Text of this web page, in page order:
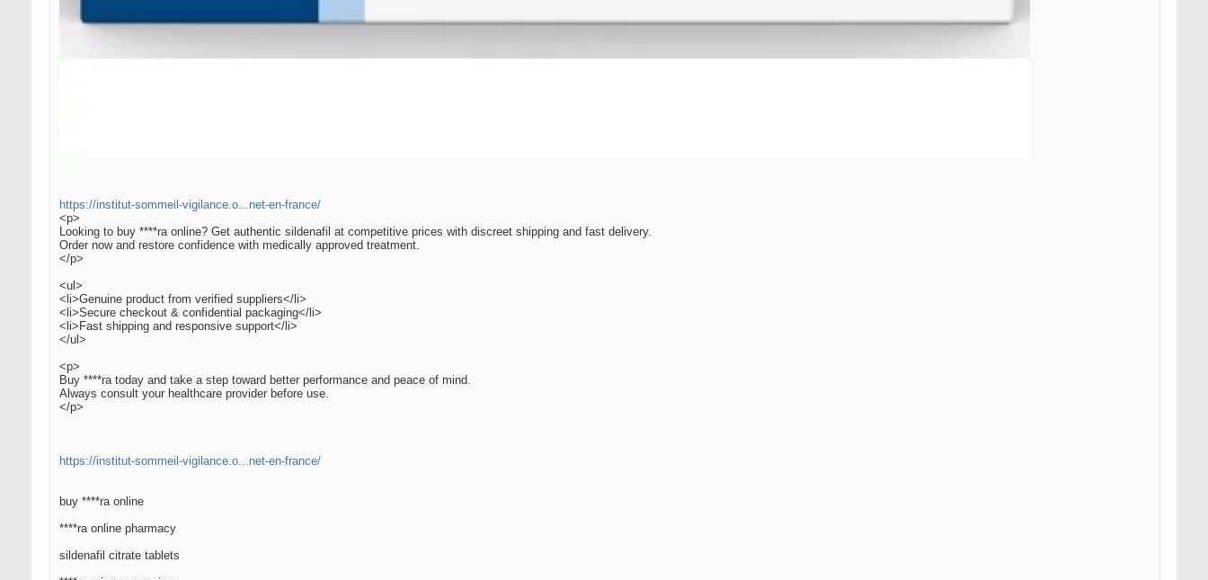
https://institut-sommeil-vigilance.o...net-en-france/
<p>
Looking to buy ****ra online? Get authentic sildenafil at competitive prices with discreet shipping and fast delivery.
Order now and restore confidence with medically approved treatment.
</p>
<ul>
<li>Genuine product from verified suppliers</li>
<li>Secure checkout & confidential packaging</li>
<li>Fast shipping and responsive support</li>
</ul>
<p>
Buy ****ra today and take a step toward better performance and peace of mind.
Always consult your healthcare provider before use.
</p>
https://institut-sommeil-vigilance.o...net-en-france/
buy ****ra online
****ra online pharmacy
sildenafil citrate tablets